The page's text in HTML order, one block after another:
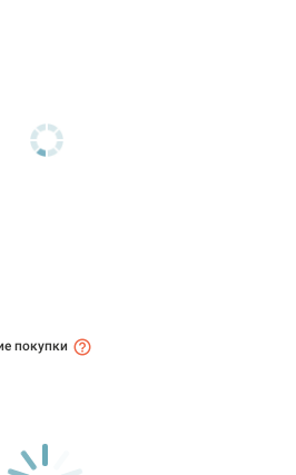
покупки